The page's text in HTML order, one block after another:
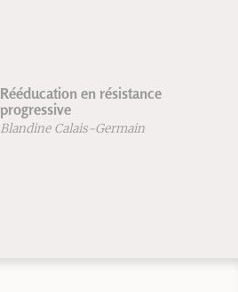
Rééducation en résistance
progressive
Blandine Calais-Germain